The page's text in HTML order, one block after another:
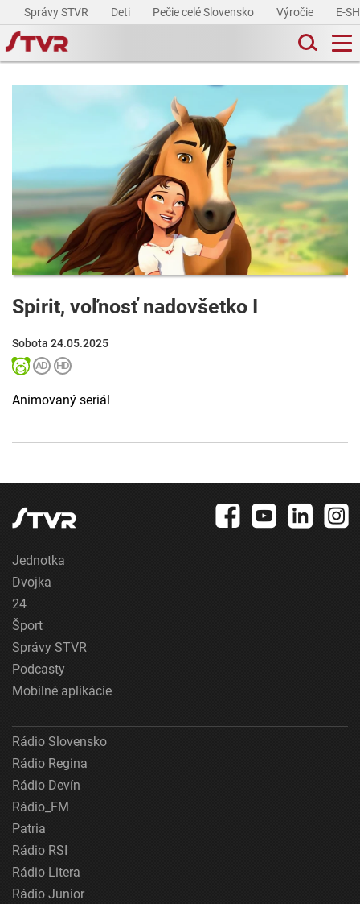
Správy STVR Deti Pečie celé Slovensko Výročie E-
Spirit, voľnosť nadovšetko I
Sobota 24.05.2025
Animovaný seriál
Jednotka
Dvojka
24
Šport
Správy STVR
Podcasty
Mobilné aplikácie
Rádio Slovensko
Rádio Regina
Rádio Devín
Rádio_FM
Patria
Rádio RSI
Rádio Litera
Rádio Junior